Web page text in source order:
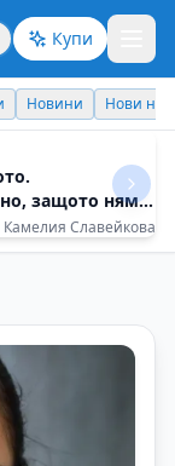
Купи
Днес празнува
е
Десислава Иванович